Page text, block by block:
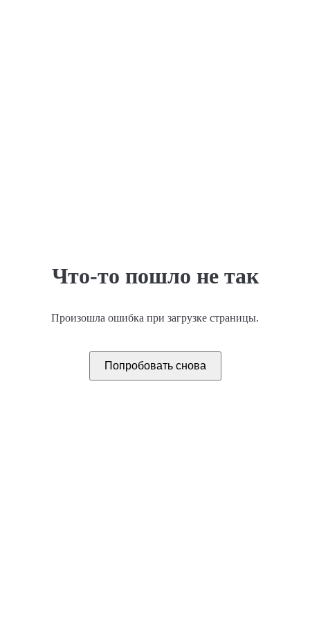
Что-то пошло не так
Произошла ошибка при загрузке страницы.
Попробовать снова